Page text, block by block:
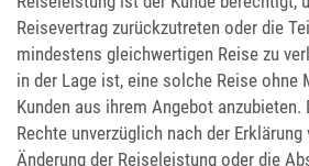
Reisevertrag zurückzutreten oder die
mindestens gleichwertigen Reise zu
in der Lage ist, eine solche Reise ohne
Kunden aus ihrem Angebot anzubieten.
Rechte unverzüglich nach der Erklärung
Änderung der Reiseleistung oder die